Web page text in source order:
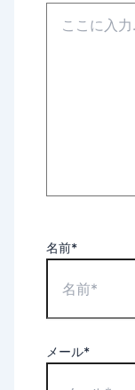
名前*
メール*